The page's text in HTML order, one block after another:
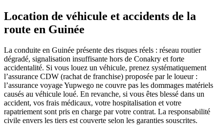
Location de véhicule et accidents de la
route en Guinée
La conduite en Guinée présente des risques réels : réseau routier
dégradé, signalisation insuffisante hors de Conakry et forte
accidentalité. Si vous louez un véhicule, prenez systématiquement
l’assurance CDW (rachat de franchise) proposée par le loueur :
l’assurance voyage Yupwego ne couvre pas les dommages matériels
causés au véhicule loué. En revanche, si vous êtes blessé dans un
accident, vos frais médicaux, votre hospitalisation et votre
rapatriement sont pris en charge par votre contrat. La responsabilité
civile envers les tiers est couverte selon les garanties souscrites.